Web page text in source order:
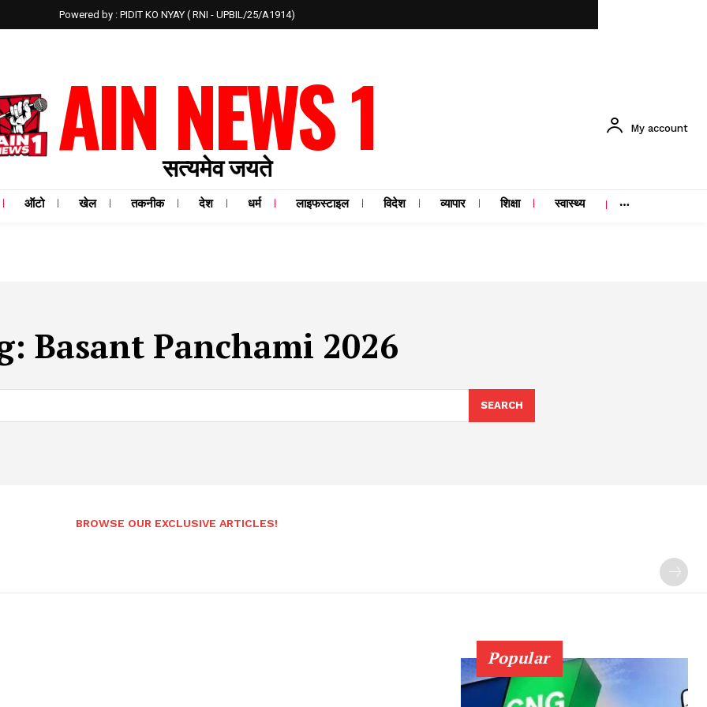
Powered by : PIDIT KO NYAY ( RNI - UPBIL/25/A1914)
AIN NEWS 1
सत्यमेव जयते
My account
ऑटो खेल तकनीक देश धर्म लाइफस्टाइल विदेश व्यापार शिक्षा स्वास्थ्य
Basant Panchami 2026
SEARCH
BROWSE OUR EXCLUSIVE ARTICLES!
Popular